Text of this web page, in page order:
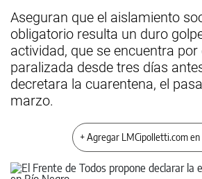
Aseguran que el aislamiento
obligatorio resulta un duro
actividad, que se encuentra
paralizada desde tres días
decretara la cuarentena, el
marzo.
+ Agregar LMCipolletti.com en